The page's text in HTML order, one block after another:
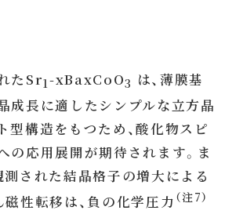
たSr1-xBaxCoO3 は、薄膜基
成長に適したシンプルな立方晶
型構造をもつため、酸化物スピ
の応用展開が期待されます。ま
測された結晶格子の増大による
性転移は、負の化学圧力 （注7）